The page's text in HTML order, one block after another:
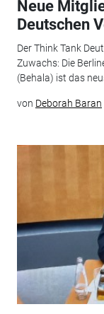
Neue
Deutschen
Der Think Tank
Zuwachs: Die
(Behala) ist das
von Deborah Baran